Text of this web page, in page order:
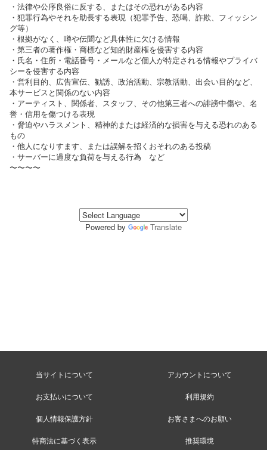
・法律や公序良俗に反する、またはその恐れがある内容
・犯罪行為やそれを助長する表現（犯罪予告、恐喝、詐欺、フィッシン
グ等）
・根拠がなく、噂や伝聞など具体性に欠ける情報
・第三者の著作権・商標など知的財産権を侵害する内容
・氏名・住所・電話番号・メールなど個人が特定される情報やプライバ
シーを侵害する内容
・営利目的、広告宣伝、勧誘、政治活動、宗教活動、出会い目的など、
本サービスと関係のない内容
・アーティスト、関係者、スタッフ、その他第三者への誹謗中傷や、名
誉・信用を傷つける表現
・脅迫やハラスメント、精神的または経済的な損害を与える恐れのある
もの
・他人になりすます、または誤解を招くおそれのある投稿
・サーバーに過度な負荷を与える行為 など
〜〜〜〜
Powered by Translate
当サイトについて アカウントについて
お支払いについて 利用規約
個人情報保護方針 お客さまへのお願い
特商法に基づく表示 推奨環境